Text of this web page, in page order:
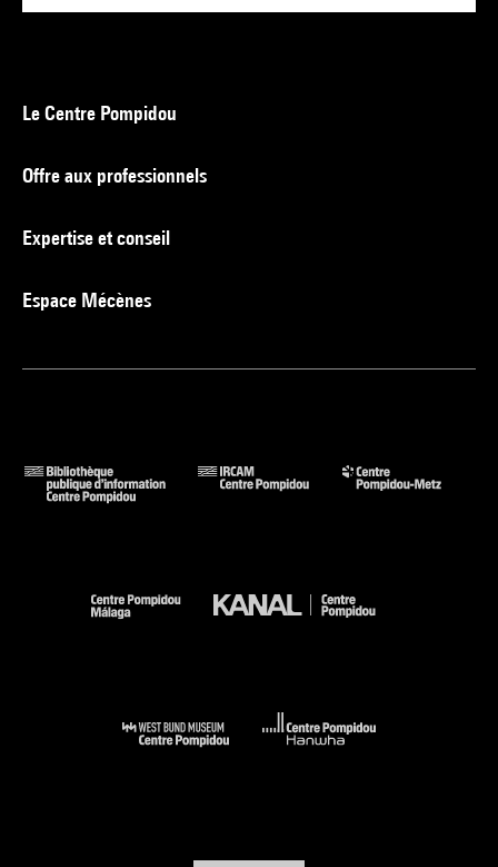
Le Centre Pompidou
Offre aux professionnels
Expertise et conseil
Espace Mécènes